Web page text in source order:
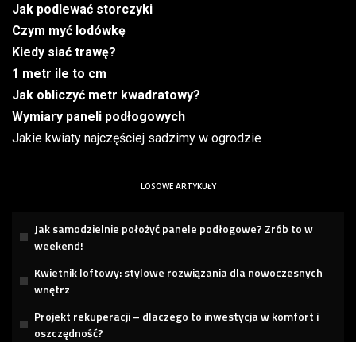
Jak podlewać storczyki
Czym myć lodówkę
Kiedy siać trawę?
1 metr ile to cm
Jak obliczyć metr kwadratowy?
Wymiary paneli podłogowych
Jakie kwiaty najczęściej sadzimy w ogrodzie
LOSOWE ARTYKUŁY
Jak samodzielnie położyć panele podłogowe? Zrób to w
weekend!
Kwietnik loftowy: stylowe rozwiązania dla nowoczesnych
wnętrz
Projekt rekuperacji – dlaczego to inwestycja w komfort i
oszczędność?